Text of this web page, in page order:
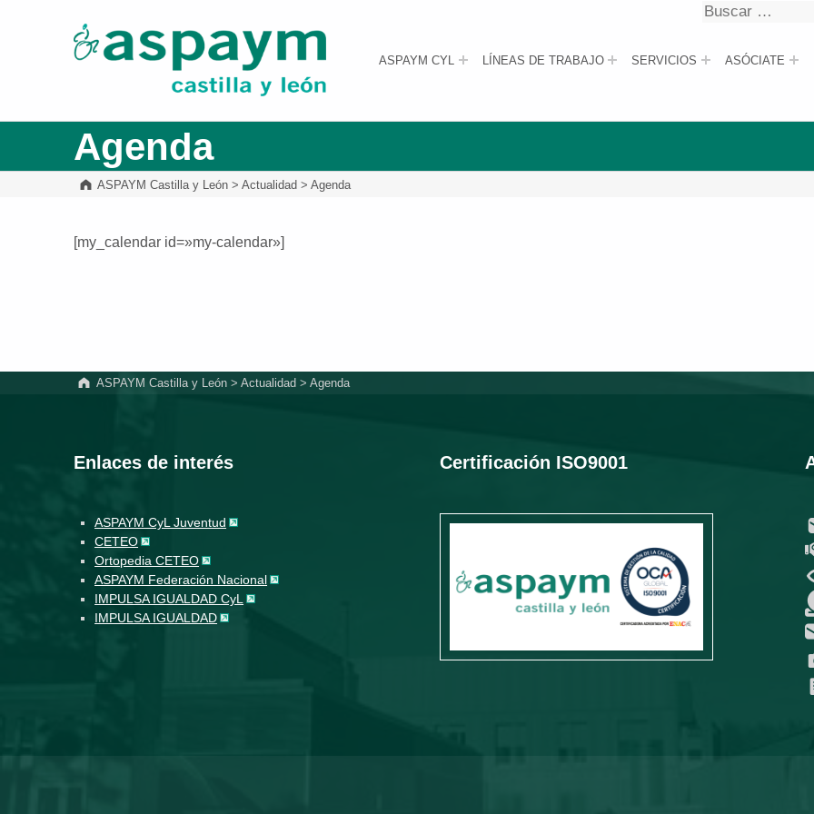
ASPAYM Castilla y León
ASPAYM CYL LÍNEAS DE TRABAJO SERVICIOS ASÓCIATE
Buscar
Agenda
ASPAYM Castilla y León >Actualidad >Agenda
[my_calendar id=»my-calendar»]
ASPAYM Castilla y León> Actualidad > Agenda
Enlaces de interés
ASPAYM CyL Juventud
CETEO
Ortopedia CETEO
ASPAYM Federación Nacional
IMPULSA IGUALDAD CyL
IMPULSA IGUALDAD
Certificación ISO9001